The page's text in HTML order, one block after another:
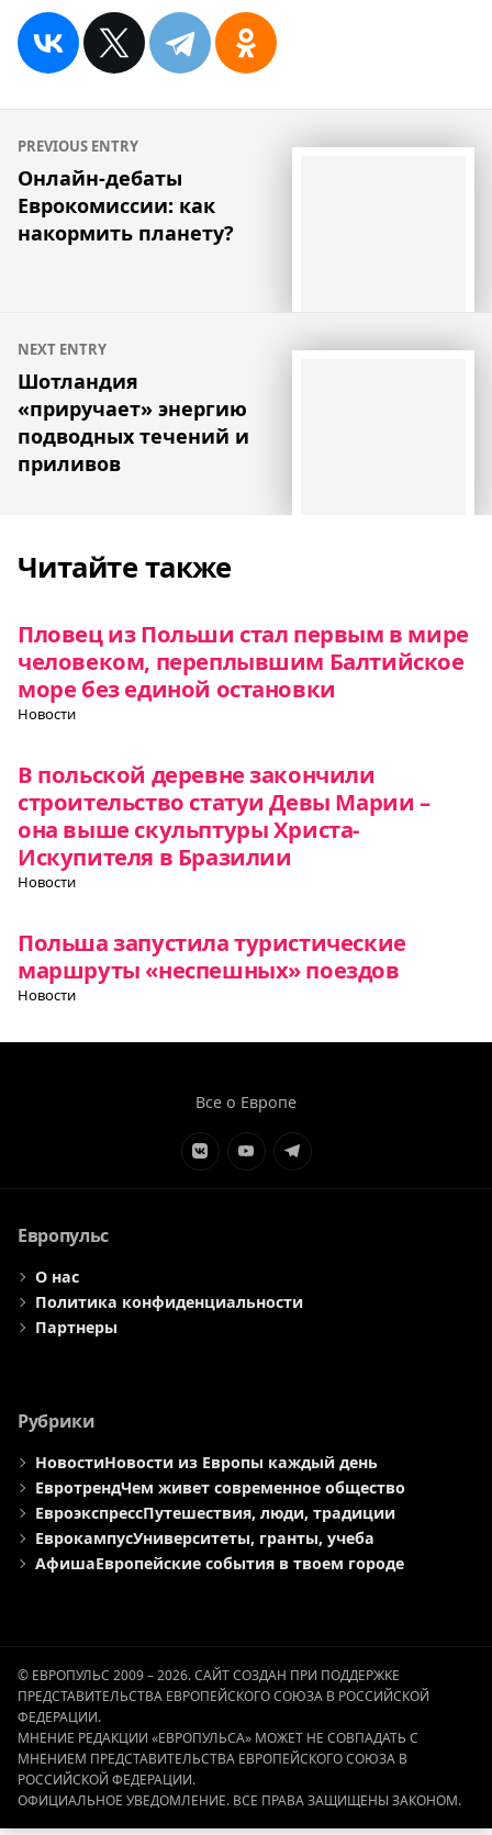
Навигация
по
записям
PREVIOUS ENTRY
Онлайн-дебаты
Еврокомиссии: как
накормить планету?
NEXT ENTRY
Шотландия
«приручает» энергию
подводных течений и
приливов
Читайте также
Пловец из Польши стал первым в мире
человеком, переплывшим Балтийское
море без единой остановки
Новости
В польской деревне закончили
строительство статуи Девы Марии –
она выше скульптуры Христа-
Искупителя в Бразилии
Новости
Польша запустила туристические
маршруты «неспешных» поездов
Новости
Все о Европе
ЭлементЭлементЭлемент
Европульс
О нас
Политика конфиденциальности
Партнеры
Рубрики
НовостиНовости из Европы каждый день
ЕвротрендЧем живет современное общество
ЕвроэкспрессПутешествия, люди, традиции
ЕврокампусУниверситеты, гранты, учеба
АфишаЕвропейские события в твоем городе
© ЕВРОПУЛЬС 2009 – 2026. САЙТ СОЗДАН ПРИ ПОДДЕРЖКЕ
ПРЕДСТАВИТЕЛЬСТВА ЕВРОПЕЙСКОГО СОЮЗА В РОССИЙСКОЙ
ФЕДЕРАЦИИ.
МНЕНИЕ РЕДАКЦИИ «ЕВРОПУЛЬСА» МОЖЕТ НЕ СОВПАДАТЬ С
МНЕНИЕМ ПРЕДСТАВИТЕЛЬСТВА ЕВРОПЕЙСКОГО СОЮЗА В
РОССИЙСКОЙ ФЕДЕРАЦИИ.
ОФИЦИАЛЬНОЕ УВЕДОМЛЕНИЕ. ВСЕ ПРАВА ЗАЩИЩЕНЫ ЗАКОНОМ.